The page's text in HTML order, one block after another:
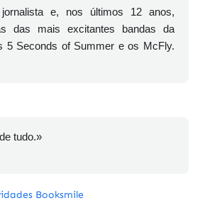
e, nos últimos 12 anos,
das mais excitantes bandas da
5 Seconds of Summer e os McFly.
tudo.»
Booksmile